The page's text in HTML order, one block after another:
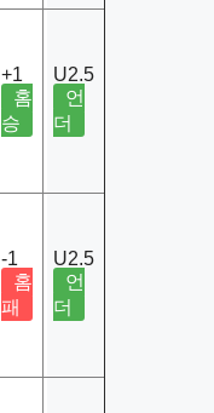
+1
홈
승
U2.5
언
더
-1
홈
패
U2.5
언
더